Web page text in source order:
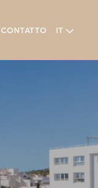
CONTATTO IT